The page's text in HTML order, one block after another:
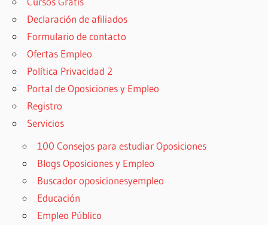
Declaración de afiliados
Formulario de contacto
Ofertas Empleo
Política Privacidad 2
Portal de Oposiciones y Empleo
Registro
Servicios
100 Consejos para estudiar Oposiciones
Blogs Oposiciones y Empleo
Buscador oposicionesyempleo
Educación
Empleo Público